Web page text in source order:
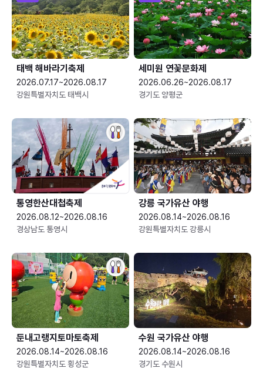
태백 해바라기축제
2026.07.17~2026.08.17
강원특별자치도 태백시
세미원 연꽃문화제
2026.06.26~2026.08.17
경기도 양평군
통영한산대첩축제
2026.08.12~2026.08.16
경상남도 통영시
강릉 국가유산 야행
2026.08.14~2026.08.16
강원특별자치도 강릉시
둔내고랭지토마토축제
2026.08.14~2026.08.16
강원특별자치도 횡성군
수원 국가유산 야행
2026.08.14~2026.08.16
경기도 수원시